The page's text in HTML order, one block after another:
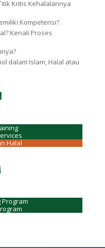
Kritis Kehalalannya
Kompetensi?
Kenali Proses
dalam Islam, Halal atau
Halal
Program